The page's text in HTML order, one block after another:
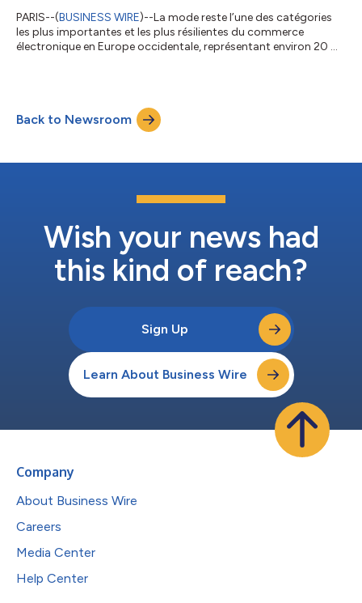
PARIS--(BUSINESS WIRE)--La mode reste l’une des catégories
les plus importantes et les plus résilientes du commerce
électronique en Europe occidentale, représentant environ 20 %
Cette étude analyse le comportement de plus de 2 millions
d’acheteurs en ligne dans 10 pays européens, offrant ainsi l’un
Back to Newsroom
Wish your news had
this kind of reach?
Sign Up
Learn About Business Wire
Company
About Business Wire
Careers
Media Center
Help Center